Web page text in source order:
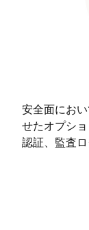
安全面にお
せたオプシ
認証、監査